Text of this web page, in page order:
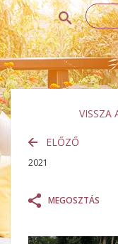
VISSZA
ELŐZŐ
2021
MEGOSZTÁS